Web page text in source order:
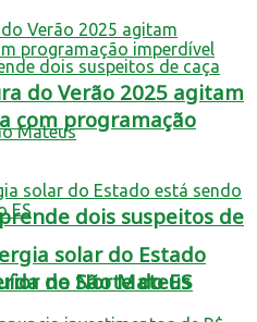
dois suspeitos de
de São Mateus
do Verão 2025 agitam
com programação
solar do Estado
no Norte do ES